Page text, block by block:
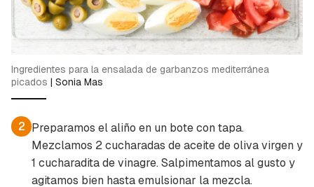
Guardar como favorito
Ingredientes para la ensalada de garbanzos mediterránea
picados | Sonia Mas
2 Preparamos el aliño en un bote con tapa.
Mezclamos 2 cucharadas de aceite de oliva virgen y
1 cucharadita de vinagre. Salpimentamos al gusto y
agitamos bien hasta emulsionar la mezcla.